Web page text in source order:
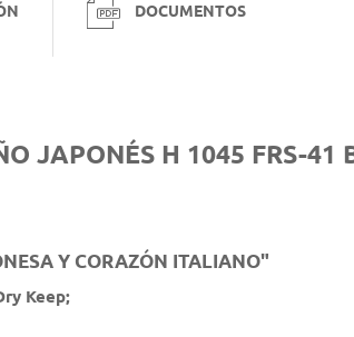
DOCUMENTOS
JAPONÉS H 1045 FRS-41
Y CORAZÓN ITALIANO"
Keep;